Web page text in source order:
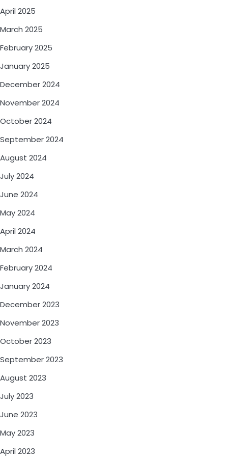
April 2025
March 2025
February 2025
January 2025
December 2024
November 2024
October 2024
September 2024
August 2024
July 2024
June 2024
May 2024
April 2024
March 2024
February 2024
January 2024
December 2023
November 2023
October 2023
September 2023
August 2023
July 2023
June 2023
May 2023
April 2023